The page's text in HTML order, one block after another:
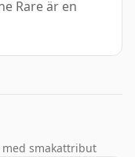
Rare är en
med smakattribut